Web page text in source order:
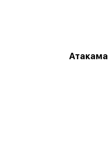
Атакама